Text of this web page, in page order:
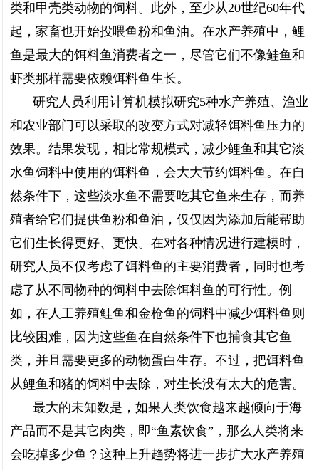
类和甲壳类动物的饲料。此外，至少从20世纪60年代
起，家畜也开始投喂鱼粉和鱼油。在水产养殖中，鲤
鱼是最大的饵料鱼消费者之一，尽管它们不像鲑鱼和
虾类那样需要依赖饵料鱼生长。
研究人员利用计算机模拟研究5种水产养殖、渔业
和农业部门可以采取的改变方式对减轻饵料鱼压力的
效果。结果发现，相比常规模式，减少鲤鱼和其它淡
水鱼饲料中使用的饵料鱼，会大大节约饵料鱼。在自
然条件下，这些淡水鱼不需要吃其它鱼来生存，而养
殖者给它们提供鱼粉和鱼油，仅仅因为添加后能帮助
它们生长得更好、更快。在对各种情况进行建模时，
研究人员不仅考虑了饵料鱼的主要消费者，同时也考
虑了从不同物种的饲料中去除饵料鱼的可行性。例
如，在人工养殖鲑鱼和金枪鱼的饲料中减少饵料鱼则
比较困难，因为这些鱼在自然条件下也捕食其它鱼
类，并且需要更多的动物蛋白生存。不过，把饵料鱼
从鲤鱼和猪的饲料中去除，对生长没有太大的危害。
最大的未知数是，如果人类饮食越来越倾向于海
产品而不是其它肉类，即“鱼素饮食”，那么人类将来
会吃掉多少鱼？这种上升趋势将进一步扩大水产养殖